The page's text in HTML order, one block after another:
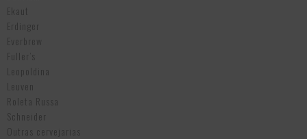
Ekaut
Erdinger
Everbrew
Fuller’s
Leopoldina
Leuven
Roleta Russa
Schneider
Outras cervejarias